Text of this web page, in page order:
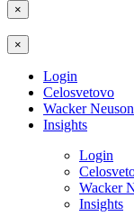
×
×
Login
Celosvetovo
Wacker
Insights
Login
Wacker
Insights